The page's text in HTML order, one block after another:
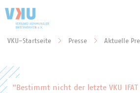
VKU-Startseite Presse Aktuelle
"Bestimmt nicht der letzte VKU